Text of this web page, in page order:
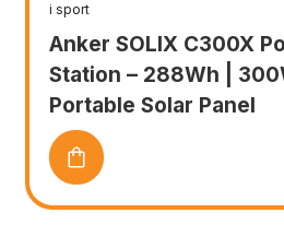
is:
i sport
Anker SOLIX C300X
Station – 288Wh |
Portable Solar Panel